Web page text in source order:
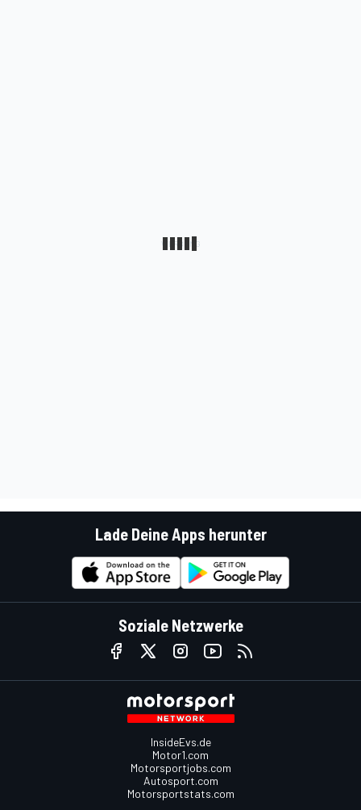
Lade Deine Apps herunter
Soziale Netzwerke
InsideEvs.de
Motor1.com
Motorsportjobs.com
Autosport.com
Motorsportstats.com